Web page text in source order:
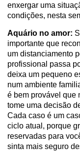
enxergar uma
condições, nesta
Aquário no amor:
importante que
um distanciamento
profissional passa
deixa um pequeno
num ambiente
é bem provável que
tome uma decisão
Cada caso é um
ciclo atual, porque
reservadas para
sinta mais seguro